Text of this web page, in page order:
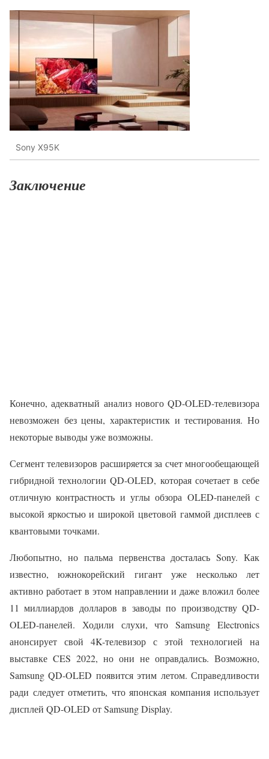
Sony X95K
Заключение
Конечно, адекватный анализ нового QD-OLED-телевизора
невозможен без цены, характеристик и тестирования. Но
некоторые выводы уже возможны.
Сегмент телевизоров расширяется за счет многообещающей
гибридной технологии QD-OLED, которая сочетает в себе
отличную контрастность и углы обзора OLED-панелей с
высокой яркостью и широкой цветовой гаммой дисплеев с
квантовыми точками.
Любопытно, но пальма первенства досталась Sony. Как
известно, южнокорейский гигант уже несколько лет
активно работает в этом направлении и даже вложил более
11 миллиардов долларов в заводы по производству QD-
OLED-панелей. Ходили слухи, что Samsung Electronics
анонсирует свой 4K-телевизор с этой технологией на
выставке CES 2022, но они не оправдались. Возможно,
Samsung QD-OLED появится этим летом. Справедливости
ради следует отметить, что японская компания использует
дисплей QD-OLED от Samsung Display.